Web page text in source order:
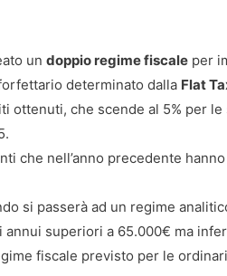
un doppio regime fiscale per
determinato dalla Flat
ottenuti, che scende al 5% per
che nell’anno precedente
si passerà ad un regime
superiori a 65.000€ ma
fiscale previsto per le